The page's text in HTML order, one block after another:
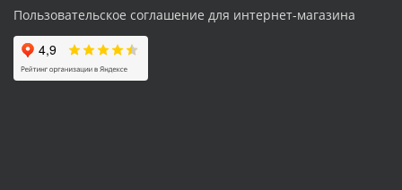
Пользовательское соглашение для интернет-магазина